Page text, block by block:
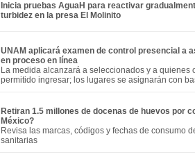
Inicia pruebas AguaH para reactivar
turbidez en la presa El Molinito
UNAM aplicará examen de control presencial a
en proceso en línea
La medida alcanzará a seleccionados y a
permitido ingresar; los lugares se asignarán con
Retiran 1.5 millones de docenas de huevos por
México?
Revisa las marcas, códigos y fechas de consumo
sanitarias